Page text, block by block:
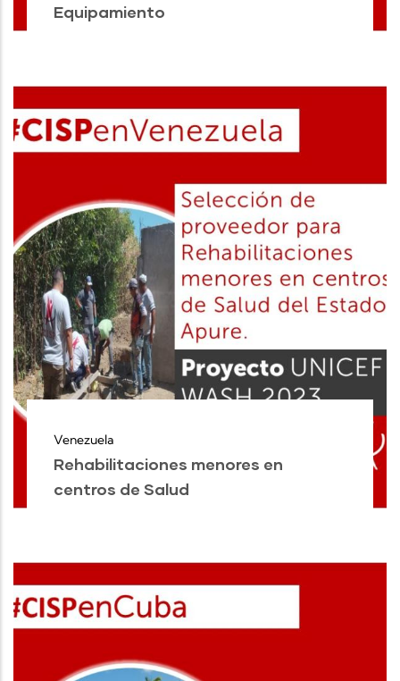
Equipamiento
Venezuela
Rehabilitaciones menores en
centros de Salud